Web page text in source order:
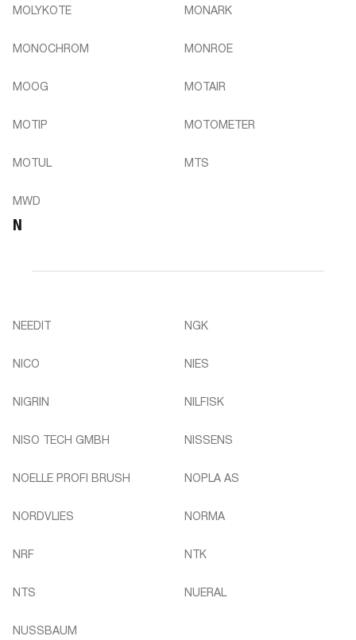
MOLYKOTE MONARK
MONOCHROM MONROE
MOOG MOTAIR
MOTIP MOTOMETER
MOTUL MTS
MWD
N
NEEDIT NGK
NICO NIES
NIGRIN NILFISK
NISO TECH GMBH NISSENS
NOELLE PROFI BRUSH NOPLA AS
NORDVLIES NORMA
NRF NTK
NTS NUERAL
NUSSBAUM